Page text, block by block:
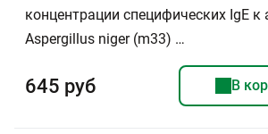
концентрации специфических IgE к
Aspergillus niger (m33) …
645 руб В